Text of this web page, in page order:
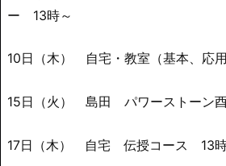
ー 13時～
10日（木） 自宅・教室（基本、応
15日（火） 島田 パワーストーン
17日（木） 自宅 伝授コース 13